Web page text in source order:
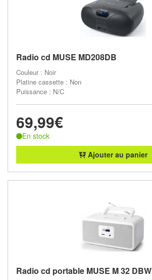
Radio cd MUSE MD208DB
Couleur : Noir
Platine cassette : Non
Puissance : N/C
69,99€
En stock
Ajouter au panier
Radio cd portable MUSE M 32 DBW